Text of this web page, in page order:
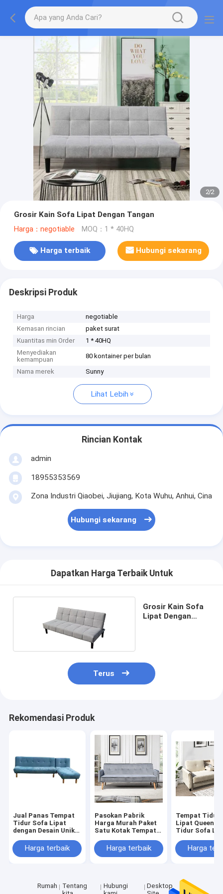
2/2
Grosir Kain Sofa Lipat Dengan Tangan
Harga：negotiable MOQ：1 * 40HQ
Harga terbaik Hubungi sekarang
Deskripsi Produk
Harga
negotiable
Kemasan rincian
paket surat
Kuantitas min Order
1 * 40HQ
Menyediakan
kemampuan
80 kontainer per bulan
Nama merek Sunny
Lihat Lebih
Rincian Kontak
admin
18955353569
Zona Industri Qiaobei, Jiujiang, Kota Wuhu, Anhui, Cina
Hubungi sekarang
Dapatkan Harga Terbaik Untuk
Grosir Kain Sofa
Lipat Dengan
Terus
Rekomendasi Produk
Jual Panas Tempat
Tidur Sofa Lipat
dengan Desain Unik
Pleochroic
Harga terbaik
Pasokan Pabrik
Harga Murah Paket
Satu Kotak Tempat
Kain Modern Untuk
Perabotan Ruang
Harga terbaik
Tempat Tidur
Lipat Queen,
Tidur Sofa
Disimpan,
Harga
Rumah
Tentang
Hubungi
Desktop